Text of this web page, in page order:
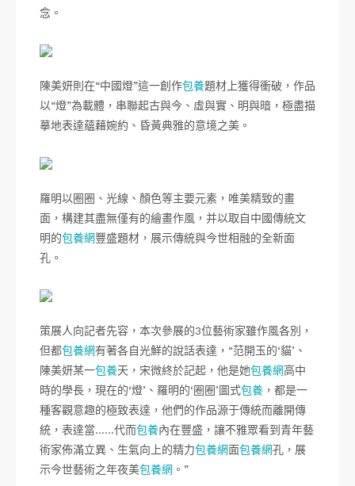
念。
陳美妍則在“中國燈”這一創作包養題材上獲得衝破，作品
以“燈”為載體，串聯起古與今、虛與實、明與暗，極盡描
摹地表達蘊藉婉約、昏黃典雅的意境之美。
羅明以圈圈、光線、顏色等主要元素，唯美精致的畫
面，構建其盡無僅有的繪畫作風，并以取自中國傳統文
明的包養網豐盛題材，展示傳統與今世相融的全新面
孔。
策展人向記者先容，本次參展的3位藝術家雖作風各別，
但都包養網有著各自光鮮的說話表達，“范開玉的‘貓’、
陳美妍某一包養天，宋微終於記起，他是她包養網高中
時的學長，現在的‘燈’、羅明的‘圈圈’圖式包養 ，都是一
種客觀意趣的極致表達，他們的作品源于傳統而離開傳
統，表達當……代而包養內在豐盛，讓不雅眾看到青年藝
術家佈滿立異、生氣向上的精力包養網面包養網孔，展
示今世藝術之年夜美包養網 。”